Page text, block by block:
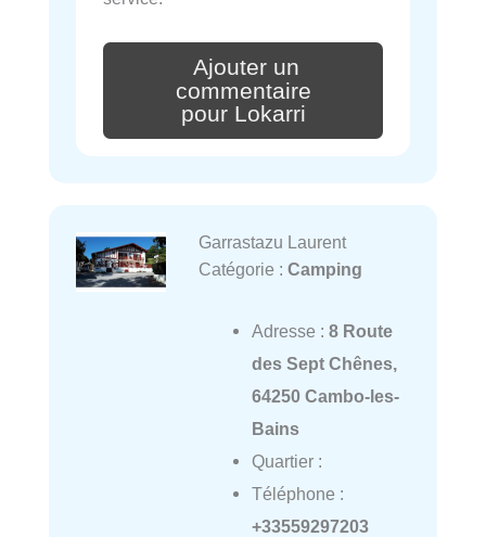
Ajouter un
commentaire
pour Lokarri
Garrastazu Laurent
Catégorie : Camping
Adresse : 8 Route
des Sept Chênes,
64250 Cambo-les-
Bains
Quartier :
Téléphone :
+33559297203